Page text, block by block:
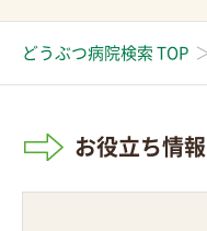
どうぶつ病院検索 TOP
お役立ち情報